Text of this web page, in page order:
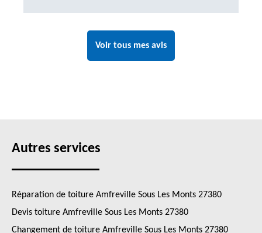
Voir tous mes avis
Autres services
Réparation de toiture Amfreville Sous Les Monts 27380
Devis toiture Amfreville Sous Les Monts 27380
Changement de toiture Amfreville Sous Les Monts 27380